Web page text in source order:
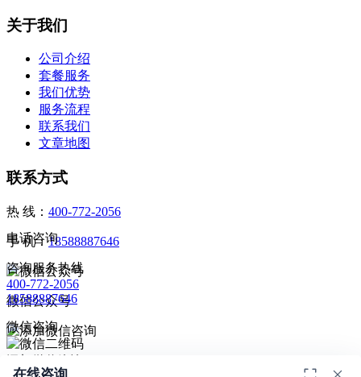
关于我们
公司介绍
套餐服务
我们优势
服务流程
联系我们
文章地图
联系方式
热 线： 400-772-2056
手 机：18588887646
微信公众号
电话咨询
咨询服务热线
400-772-2056
18588887646
微信咨询
扫码添加微信咨询
在线咨询